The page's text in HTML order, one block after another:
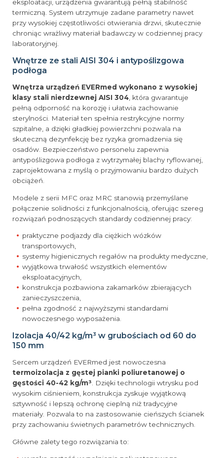
eksploatacji, urządzenia gwarantują pełną stabilność
termiczną. System utrzymuje zadane parametry nawet
przy wysokiej częstotliwości otwierania drzwi, skutecznie
chroniąc wrażliwy materiał badawczy w codziennej pracy
laboratoryjnej.
Wnętrze ze stali AISI 304 i antypoślizgowa
podłoga
Wnętrza urządzeń EVERmed wykonano z wysokiej
klasy stali nierdzewnej AISI 304, która gwarantuje
pełną odporność na korozję i ułatwia zachowanie
sterylności. Materiał ten spełnia restrykcyjne normy
szpitalne, a dzięki gładkiej powierzchni pozwala na
skuteczną dezynfekcję bez ryzyka gromadzenia się
osadów. Bezpieczeństwo personelu zapewnia
antypoślizgowa podłoga z wytrzymałej blachy ryflowanej,
zaprojektowana z myślą o przyjmowaniu bardzo dużych
obciążeń.
Modele z serii MFC oraz MRC stanowią przemyślane
połączenie solidności z funkcjonalnością, oferując szereg
rozwiązań podnoszących standardy codziennej pracy:
praktyczne podjazdy dla ciężkich wózków
transportowych,
systemy higienicznych regałów na produkty medyczne,
wyjątkowa trwałość wszystkich elementów
eksploatacyjnych,
konstrukcja pozbawiona zakamarków zbierających
zanieczyszczenia,
pełna zgodność z najwyższymi standardami
nowoczesnego wyposażenia.
Izolacja 40/42 kg/m³ w grubościach od 60 do
150 mm
Sercem urządzeń EVERmed jest nowoczesna
termoizolacja z gęstej pianki poliuretanowej o
gęstości 40-42 kg/m³. Dzięki technologii wtrysku pod
wysokim ciśnieniem, konstrukcja zyskuje wyjątkową
sztywność i lepszą ochronę cieplną niż tradycyjne
materiały. Pozwala to na zastosowanie cieńszych ścianek
przy zachowaniu świetnych parametrów technicznych.
Główne zalety tego rozwiązania to: